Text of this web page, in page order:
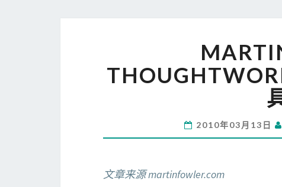
2010年03月13日
文章来源 martinfowler.com